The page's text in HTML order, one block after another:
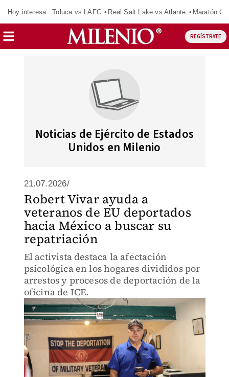
Hoy interesa: Toluca vs LAFC Real Salt Lake vs Atlante Maratón
REGÍSTRATE
Noticias de Ejército de Estados
Unidos en Milenio
21.07.2026/
Robert Vivar ayuda a
veteranos de EU deportados
hacia México a buscar su
repatriación
El activista destaca la afectación
psicológica en los hogares divididos por
arrestos y procesos de deportación de la
oficina de ICE.